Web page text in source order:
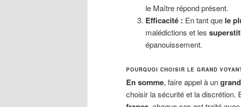
le Maître répond présent.
Efficacité : En tant que le
malédictions et les
épanouissement.
POURQUOI CHOISIR LE GRAND
En somme, faire appel à un
choisir la sécurité et la discrétion.